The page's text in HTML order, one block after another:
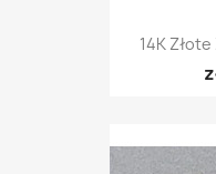
14K